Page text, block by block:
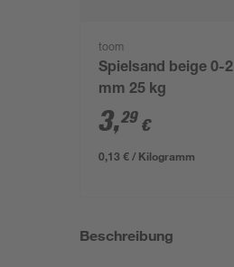
toom
Spielsand beige 0-2
mm 25 kg
3,29 €
0,13 € / Kilogramm
Beschreibung